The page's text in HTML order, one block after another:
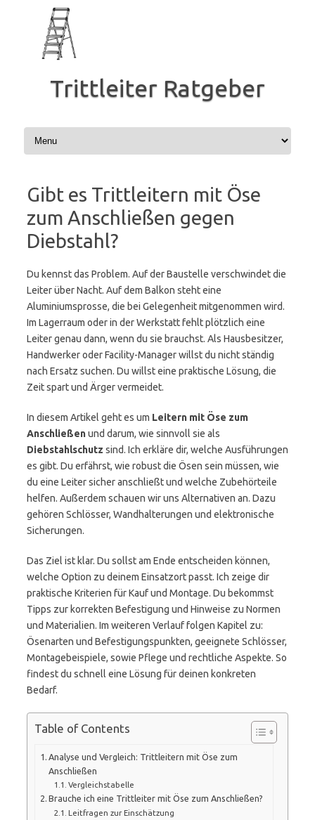
springen
Trittleiter Ratgeber
Gibt es Trittleitern mit Öse
zum Anschließen gegen
Diebstahl?
Du kennst das Problem. Auf der Baustelle verschwindet die
Leiter über Nacht. Auf dem Balkon steht eine
Aluminiumsprosse, die bei Gelegenheit mitgenommen wird.
Im Lagerraum oder in der Werkstatt fehlt plötzlich eine
Leiter genau dann, wenn du sie brauchst. Als Hausbesitzer,
Handwerker oder Facility-Manager willst du nicht ständig
nach Ersatz suchen. Du willst eine praktische Lösung, die
Zeit spart und Ärger vermeidet.
In diesem Artikel geht es um Leitern mit Öse zum
Anschließenund darum, wie sinnvoll sie als
Diebstahlschutz sind. Ich erkläre dir, welche Ausführungen
es gibt. Du erfährst, wie robust die Ösen sein müssen, wie
du eine Leiter sicher anschließt und welche Zubehörteile
helfen. Außerdem schauen wir uns Alternativen an. Dazu
gehören Schlösser, Wandhalterungen und elektronische
Sicherungen.
Das Ziel ist klar. Du sollst am Ende entscheiden können,
welche Option zu deinem Einsatzort passt. Ich zeige dir
praktische Kriterien für Kauf und Montage. Du bekommst
Tipps zur korrekten Befestigung und Hinweise zu Normen
und Materialien. Im weiteren Verlauf folgen Kapitel zu:
Ösenarten und Befestigungspunkten, geeignete Schlösser,
Montagebeispiele, sowie Pflege und rechtliche Aspekte. So
findest du schnell eine Lösung für deinen konkreten
Bedarf.
Table of Contents
Analyse und Vergleich: Trittleitern mit Öse zum
Anschließen
Vergleichstabelle
Brauche ich eine Trittleiter mit Öse zum Anschließen?
Leitfragen zur Einschätzung